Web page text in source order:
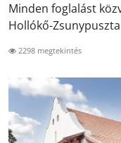
Minden foglalást
Hollókő-
2298 megtekintés